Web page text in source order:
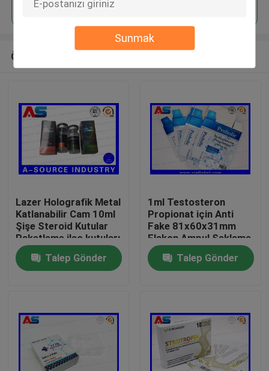
Sunmak
Hakkımızda
Önerilen Ürünler
Lazer Holografik Metal
Katlanabilir Cam 10ml
Şişe Steroid Kutular
Paketleme ilaç kutuları
etiket
Talep Gönder
1ml Testosteron
Propionat için Anti
Fake 81x60x31mm
Flakon Ampul Saklama
Kutusu
Talep Gönder